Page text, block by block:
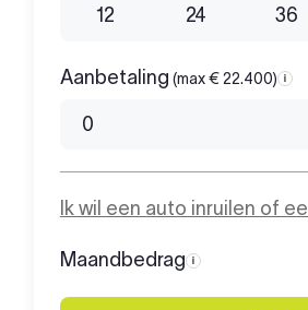
12 24 36
Aanbetaling (max € 22.400)
Ik wil een auto inruilen of
Maandbedrag Maandbedrag